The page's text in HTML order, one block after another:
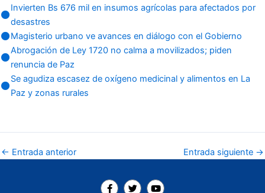
Invierten Bs 676 mil en insumos agrícolas para afectados por
desastres
Magisterio urbano ve avances en diálogo con el Gobierno
Abrogación de Ley 1720 no calma a movilizados; piden
renuncia de Paz
Se agudiza escasez de oxígeno medicinal y alimentos en La
Paz y zonas rurales
← Entrada anterior Entrada siguiente →
F T Y